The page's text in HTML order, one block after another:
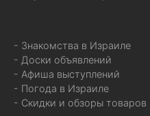
- Знакомства в Израиле
- Доски объявлений
- Афиша выступлений
- Погода в Израиле
- Скидки и обзоры товаров